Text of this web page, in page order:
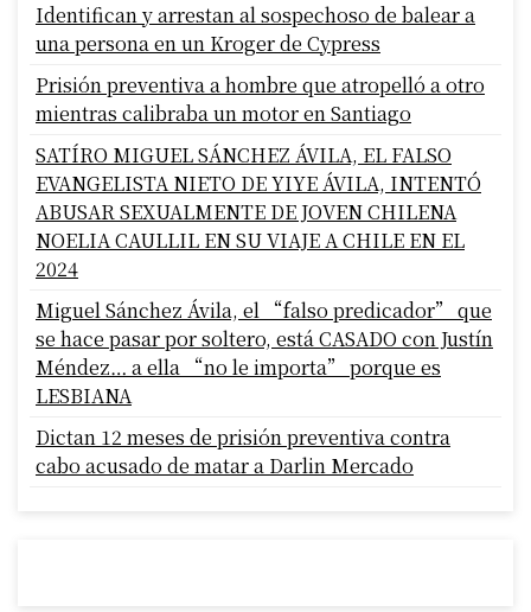
Identifican y arrestan al sospechoso de balear a
una persona en un Kroger de Cypress
Prisión preventiva a hombre que atropelló a otro
mientras calibraba un motor en Santiago
SATÍRO MIGUEL SÁNCHEZ ÁVILA, EL FALSO
EVANGELISTA NIETO DE YIYE ÁVILA, INTENTÓ
ABUSAR SEXUALMENTE DE JOVEN CHILENA
NOELIA CAULLIL EN SU VIAJE A CHILE EN EL
2024
Miguel Sánchez Ávila, el “falso predicador” que
se hace pasar por soltero, está CASADO con Justín
Méndez… a ella “no le importa” porque es
LESBIANA
Dictan 12 meses de prisión preventiva contra
cabo acusado de matar a Darlin Mercado